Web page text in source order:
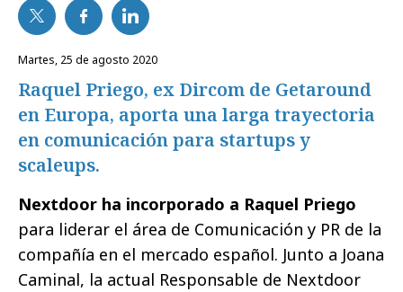
martes, 25 de agosto 2020
Raquel Priego, ex Dircom de Getaround
en Europa, aporta una larga trayectoria
en comunicación para startups y
scaleups.
Nextdoor ha incorporado a Raquel Priego
para liderar el área de Comunicación y PR de la
compañía en el mercado español. Junto a Joana
Caminal, la actual Responsable de Nextdoor